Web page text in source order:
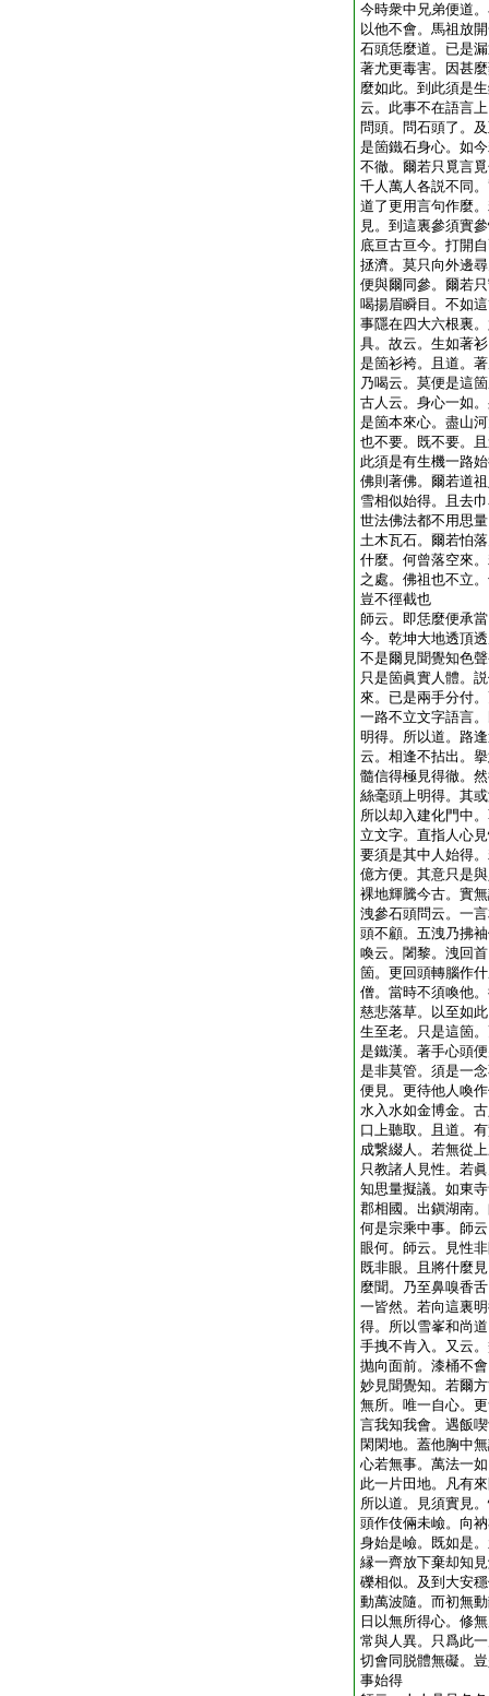
今時衆中兄弟便道
以他不會。馬祖放
石頭恁麼道。已是
著尤更毒害。因甚
麼如此。到此須是
云。此事不在語言
問頭。問石頭了。
是箇鐵石身心。如
不徹。爾若只覓言
千人萬人各説不同
道了更用言句作麼
見。到這裏參須實
底亘古亘今。打開
拯濟。莫只向外邊
便與爾同參。爾若
喝揚眉瞬目。不如
事隱在四大六根裏
具。故云。生如著
是箇衫袴。且道。
乃喝云。莫便是這
古人云。身心一如
是箇本來心。盡山
也不要。既不要。
此須是有生機一路
佛則著佛。爾若道
雪相似始得。且去
世法佛法都不用思
土木瓦石。爾若怕
什麼。何曾落空來
之處。佛祖也不立
豈不徑截也
師云。即恁麼便承
今。乾坤大地透頂
不是爾見聞覺知色
只是箇眞實人體。
來。已是兩手分付
一路不立文字語言
明得。所以道。路
云。相逢不拈出。
髓信得極見得徹。
絲毫頭上明得。其
所以却入建化門中
立文字。直指人心
要須是其中人始得
億方便。其意只是
裸地輝騰今古。實
洩參石頭問云。一
頭不顧。五洩乃拂
喚云。闍黎。洩回
箇。更回頭轉腦作
僧。當時不須喚他
慈悲落草。以至如
生至老。只是這箇
是鐵漢。著手心頭
是非莫管。須是一
便見。更待他人喚
水入水如金博金。
口上聽取。且道。
成繋綴人。若無從
只教諸人見性。若
知思量擬議。如東
郡相國。出鎭湖南
何是宗乘中事。師
眼何。師云。見性
既非眼。且將什麼
麼聞。乃至鼻嗅香
一皆然。若向這裏
得。所以雪峯和尚
手拽不肯入。又云
抛向面前。漆桶不
妙見聞覺知。若爾
無所。唯一自心。
言我知我會。遇飯
閑閑地。蓋他胸中
心若無事。萬法一
此一片田地。凡有
所以道。見須實見
頭作伎倆未嶮。向
身始是嶮。既如是
縁一齊放下棄却知
礫相似。及到大安
動萬波隨。而初無
日以無所得心。修
常與人異。只爲此
切會同脱體無礙。
事始得